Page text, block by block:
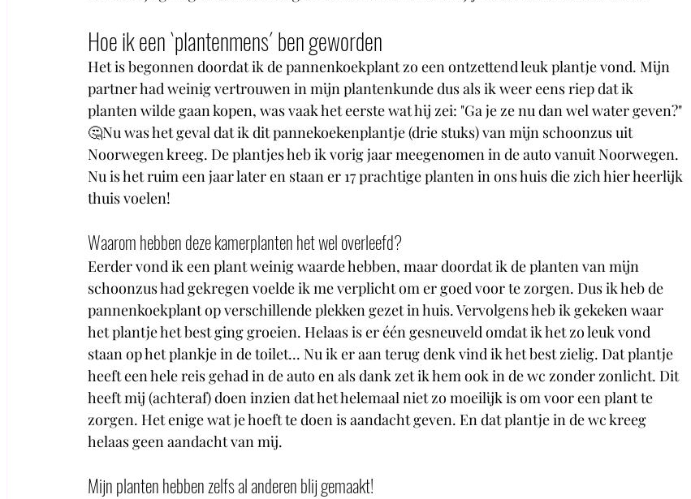
Hoe ik een `plantenmens´ ben geworden
Het is begonnen doordat ik de pannenkoekplant zo een ontzettend leuk plantje vond. Mijn
partner had weinig vertrouwen in mijn plantenkunde dus als ik weer eens riep dat ik
planten wilde gaan kopen, was vaak het eerste wat hij zei: "Ga je ze nu dan wel water geven?"
🤔Nu was het geval dat ik dit pannekoekenplantje (drie stuks) van mijn schoonzus uit
Noorwegen kreeg. De plantjes heb ik vorig jaar meegenomen in de auto vanuit Noorwegen.
Nu is het ruim een jaar later en staan er 17 prachtige planten in ons huis die zich hier heerlijk
thuis voelen!
Waarom hebben deze kamerplanten het wel overleefd?
Eerder vond ik een plant weinig waarde hebben, maar doordat ik de planten van mijn
schoonzus had gekregen voelde ik me verplicht om er goed voor te zorgen. Dus ik heb de
pannenkoekplant op verschillende plekken gezet in huis. Vervolgens heb ik gekeken waar
het plantje het best ging groeien. Helaas is er één gesneuveld omdat ik het zo leuk vond
staan op het plankje in de toilet... Nu ik er aan terug denk vind ik het best zielig. Dat plantje
heeft een hele reis gehad in de auto en als dank zet ik hem ook in de wc zonder zonlicht. Dit
heeft mij (achteraf) doen inzien dat het helemaal niet zo moeilijk is om voor een plant te
zorgen. Het enige wat je hoeft te doen is aandacht geven. En dat plantje in de wc kreeg
helaas geen aandacht van mij.
Mijn planten hebben zelfs al anderen blij gemaakt!